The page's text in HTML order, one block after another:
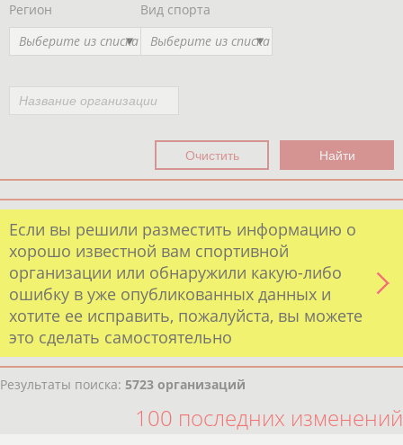
Регион
Выберите из списка
Вид спорта
Выберите из списка
Если вы решили разместить информацию о
хорошо известной вам спортивной
организации или обнаружили какую-либо
ошибку в уже опубликованных данных и
хотите ее исправить, пожалуйста, вы можете
это сделать самостоятельно
Результаты поиска: 5723 организаций
100 последних изменений